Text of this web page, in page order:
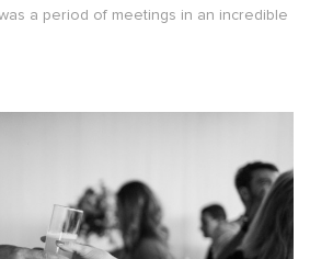
a period of meetings in an incredible